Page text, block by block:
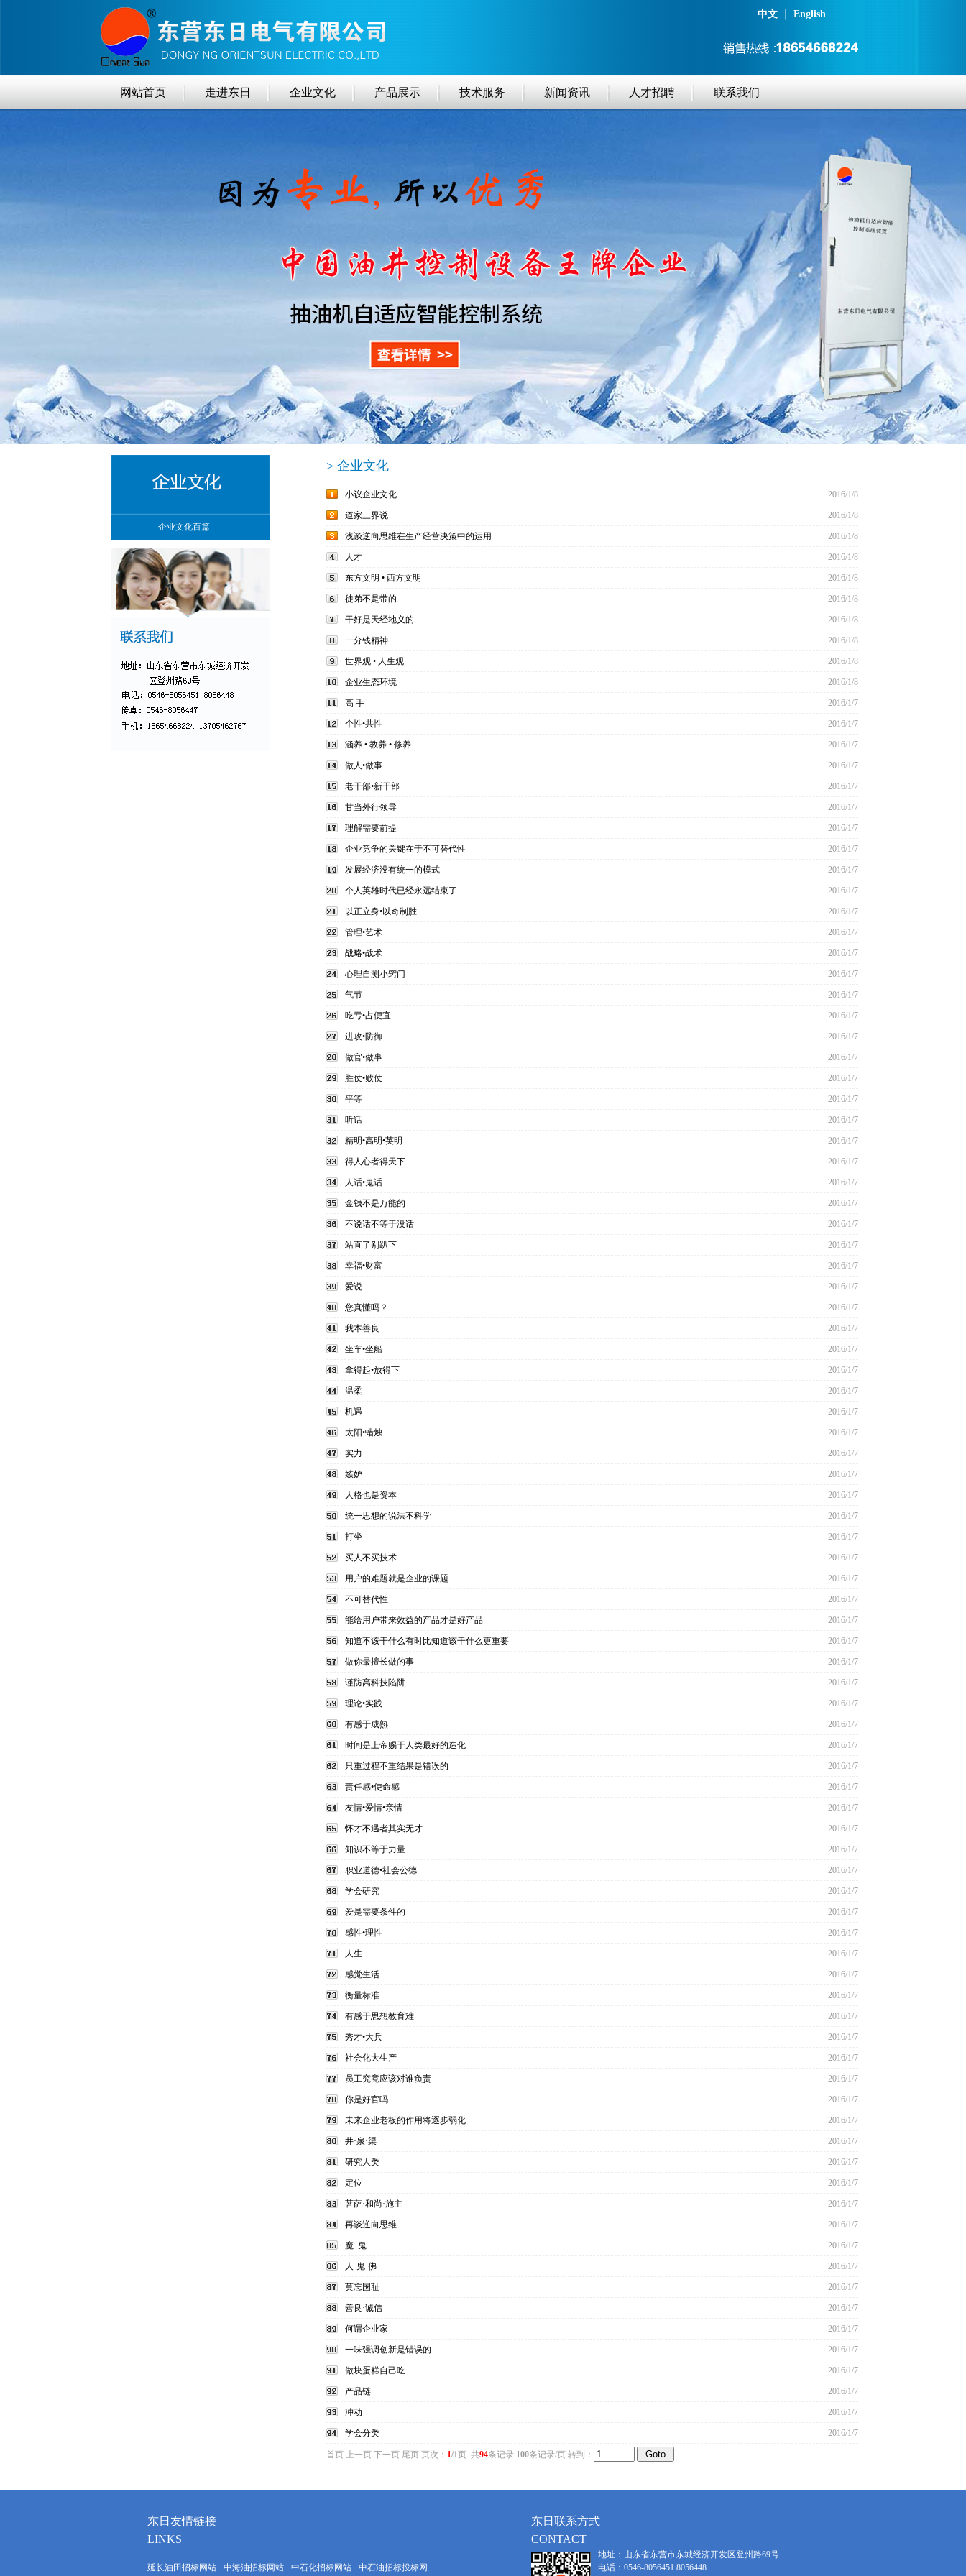
中文 English
网站首页 走进东日 企业文化 产品展示 技术服务 新闻资讯 人才招聘 联系我们
企业文化百篇
> 企业文化
2016/1/8
小议企业文化
2016/1/8
道家三界说
2016/1/8
浅谈逆向思维在生产经营决策中的运用
2016/1/8
人才
2016/1/8
东方文明 • 西方文明
2016/1/8
徒弟不是带的
2016/1/8
干好是天经地义的
2016/1/8
一分钱精神
2016/1/8
世界观 • 人生观
2016/1/8
企业生态环境
2016/1/7
高 手
2016/1/7
个性•共性
2016/1/7
涵养 • 教养 • 修养
2016/1/7
做人•做事
2016/1/7
老干部•新干部
2016/1/7
甘当外行领导
2016/1/7
理解需要前提
2016/1/7
企业竞争的关键在于不可替代性
2016/1/7
发展经济没有统一的模式
2016/1/7
个人英雄时代已经永远结束了
2016/1/7
以正立身•以奇制胜
2016/1/7
管理•艺术
2016/1/7
战略•战术
2016/1/7
心理自测小窍门
2016/1/7
气节
2016/1/7
吃亏•占便宜
2016/1/7
进攻•防御
2016/1/7
做官•做事
2016/1/7
胜仗•败仗
2016/1/7
平等
2016/1/7
听话
2016/1/7
精明•高明•英明
2016/1/7
得人心者得天下
2016/1/7
人话•鬼话
2016/1/7
金钱不是万能的
2016/1/7
不说话不等于没话
2016/1/7
站直了别趴下
2016/1/7
幸福•财富
2016/1/7
爱说
2016/1/7
您真懂吗？
2016/1/7
我本善良
2016/1/7
坐车•坐船
2016/1/7
拿得起•放得下
2016/1/7
温柔
2016/1/7
机遇
2016/1/7
太阳•蜡烛
2016/1/7
实力
2016/1/7
嫉妒
2016/1/7
人格也是资本
2016/1/7
统一思想的说法不科学
2016/1/7
打坐
2016/1/7
买人不买技术
2016/1/7
用户的难题就是企业的课题
2016/1/7
不可替代性
2016/1/7
能给用户带来效益的产品才是好产品
2016/1/7
知道不该干什么有时比知道该干什么更重要
2016/1/7
做你最擅长做的事
2016/1/7
谨防高科技陷阱
2016/1/7
理论•实践
2016/1/7
有感于成熟
2016/1/7
时间是上帝赐于人类最好的造化
2016/1/7
只重过程不重结果是错误的
2016/1/7
责任感•使命感
2016/1/7
友情•爱情•亲情
2016/1/7
怀才不遇者其实无才
2016/1/7
知识不等于力量
2016/1/7
职业道德•社会公德
2016/1/7
学会研究
2016/1/7
爱是需要条件的
2016/1/7
感性•理性
2016/1/7
人生
2016/1/7
感觉生活
2016/1/7
衡量标准
2016/1/7
有感于思想教育难
2016/1/7
秀才•大兵
2016/1/7
社会化大生产
2016/1/7
员工究竟应该对谁负责
2016/1/7
你是好官吗
2016/1/7
未来企业老板的作用将逐步弱化
2016/1/7
井·泉·渠
2016/1/7
研究人类
2016/1/7
定位
2016/1/7
菩萨·和尚·施主
2016/1/7
再谈逆向思维
2016/1/7
魔 鬼
2016/1/7
人·鬼·佛
2016/1/7
莫忘国耻
2016/1/7
善良·诚信
2016/1/7
何谓企业家
2016/1/7
一味强调创新是错误的
2016/1/7
做块蛋糕自己吃
2016/1/7
产品链
2016/1/7
冲动
2016/1/7
学会分类
首页 上一页 下一页 尾页 页次： 1/1页 共94条记录 100条记录/页 转到：
东日友情链接
LINKS
延长油田招标网站 中海油招标网站 中石化招标网站 中石油招标投标网
东日联系方式
CONTACT
地址：山东省东营市东城经济开发区登州路69号
电话：0546-8056451 8056448